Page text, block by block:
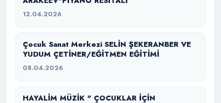
12.04.2026
Çocuk Sanat Merkezi SELİN ŞEKERANBER VE
YUDUM ÇETİNER/EĞİTMEN EĞİTİMİ
08.04.2026
HAYALİM MÜZİK " ÇOCUKLAR İÇİN